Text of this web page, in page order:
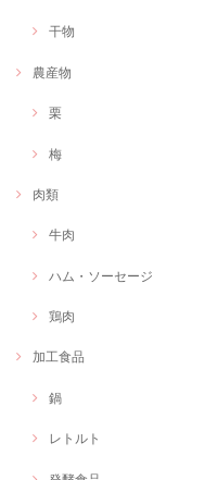
干物
農産物
栗
梅
肉類
牛肉
ハム・ソーセージ
鶏肉
加工食品
鍋
レトルト